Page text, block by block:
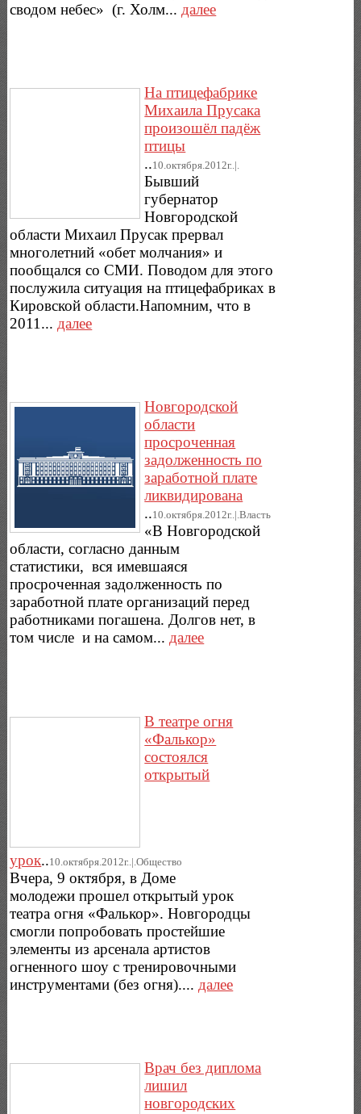
сводом небес» (г. Холм... далее
На птицефабрике
Михаила Прусака
произошёл падёж
птицы
..10.октября.2012г..|.
Бывший
губернатор
Новгородской
области Михаил Прусак прервал
многолетний «обет молчания» и
пообщался со СМИ. Поводом для этого
послужила ситуация на птицефабриках в
Кировской области.Напомним, что в
2011... далее
Новгородской
области
просроченная
задолженность по
заработной плате
ликвидирована
..10.октября.2012г..|.Власть
«В Новгородской
области, согласно данным
статистики, вся имевшаяся
просроченная задолженность по
заработной плате организаций перед
работниками погашена. Долгов нет, в
том числе и на самом...далее
В театре огня
«Фалькор»
состоялся
открытый
урок..10.октября.2012г..|.Общество
Вчера, 9 октября, в Доме
молодежи прошел открытый урок
театра огня «Фалькор». Новгородцы
смогли попробовать простейшие
элементы из арсенала артистов
огненного шоу с тренировочными
инструментами (без огня).... далее
Врач без диплома
лишил
новгородских